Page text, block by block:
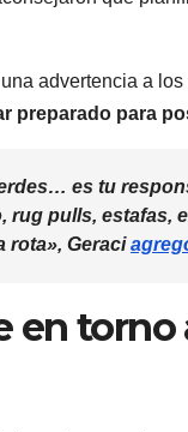
advertencia a
preparado para
es tu
pulls, estafas,
rota», Geraci
en